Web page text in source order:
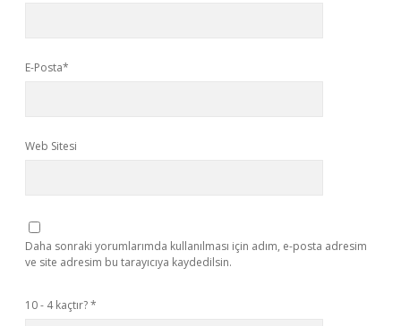
E-Posta*
Web Sitesi
Daha sonraki yorumlarımda kullanılması için adım, e-posta adresim
ve site adresim bu tarayıcıya kaydedilsin.
10 - 4 kaçtır?*